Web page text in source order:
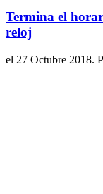
Termina el
reloj
el 27 Octubre 2018.